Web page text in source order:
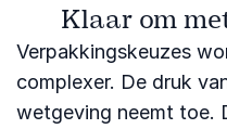
Klaar om
Verpakkingskeuzes
complexer. De druk
wetgeving neemt toe.